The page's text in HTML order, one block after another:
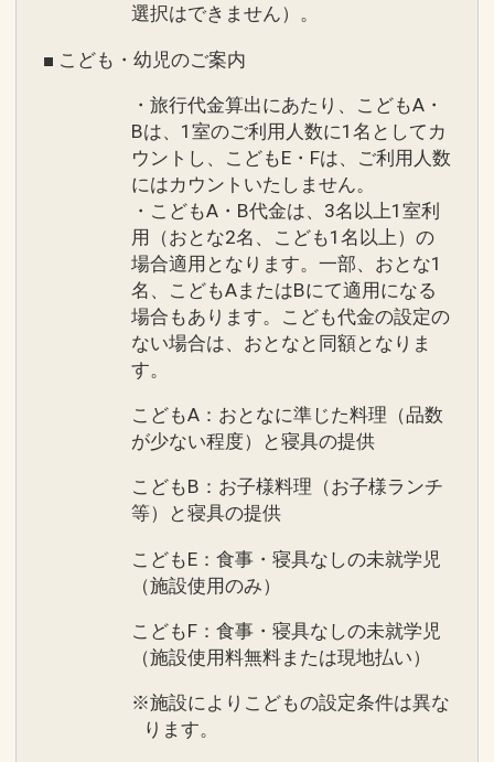
選択はできません）。
■ こども・幼児のご案内
・旅行代金算出にあたり、こどもA・
Bは、1室のご利用人数に1名としてカ
ウントし、こどもE・Fは、ご利用人数
にはカウントいたしません。
・こどもA・B代金は、3名以上1室利
用（おとな2名、こども1名以上）の
場合適用となります。一部、おとな1
名、こどもAまたはBにて適用になる
場合もあります。こども代金の設定の
ない場合は、おとなと同額となりま
す。
こどもA：おとなに準じた料理（品数
が少ない程度）と寝具の提供
こどもB：お子様料理（お子様ランチ
等）と寝具の提供
こどもE：食事・寝具なしの未就学児
（施設使用のみ）
こどもF：食事・寝具なしの未就学児
（施設使用料無料または現地払い）
※施設によりこどもの設定条件は異な
ります。